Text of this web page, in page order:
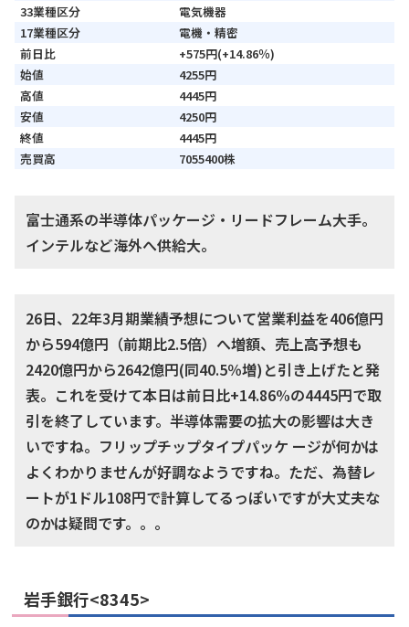
33業種区分
電気機器
17業種区分
電機・精密
前日比
+575円(+14.86％)
始値
4255円
高値
4445円
安値
4250円
終値
4445円
売買高
7055400株
富士通系の半導体パッケージ・リードフレーム大手。
インテルなど海外へ供給大。
26日、22年3月期業績予想について営業利益を406億円
から594億円（前期比2.5倍）へ増額、売上高予想も
2420億円から2642億円(同40.5％増)と引き上げたと発
表。これを受けて本日は前日比+14.86%の4445円で取
引を終了しています。半導体需要の拡大の影響は大き
いですね。フリップチップタイプパッケ ージが何かは
よくわかりませんが好調なようですね。ただ、為替レ
ートが1ドル108円で計算してるっぽいですが大丈夫な
のかは疑問です。。。
岩手銀行<8345>